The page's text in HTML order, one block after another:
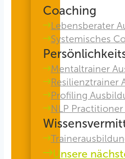
Coaching
Lebensberater
Systemisches
Mentaltrainer
Resilienztrainer
Profiling
NLP
Unsere